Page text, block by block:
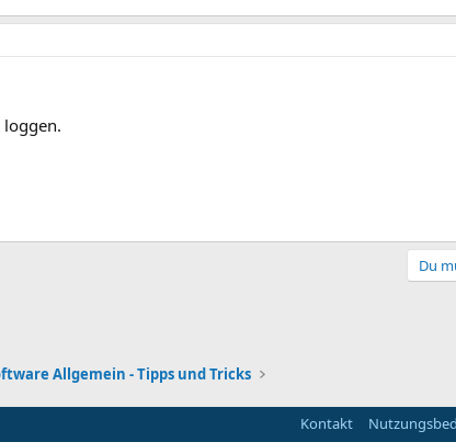
Du
Allgemein - Tipps und Tricks
Kontakt